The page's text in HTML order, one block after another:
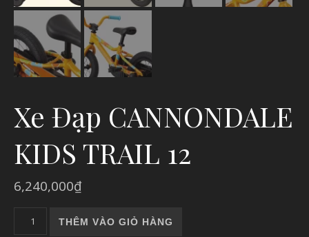
Xe Đạp CANNONDALE
KIDS TRAIL 12
6,240,000₫
Xe Đạp CANNONDALE KIDS TRAIL 12 số lượng
THÊM VÀO GIỎ HÀNG